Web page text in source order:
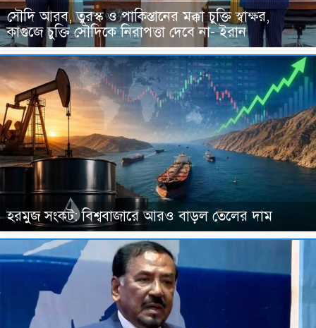
সৌদি আরব, তুরস্ক ও পাকিস্তানের মক্কা চুক্তি স্বাক্ষর,
কাগুজে চুক্তি সৌদিকে নিরাপত্তা দেবে না- ইরান
হরমুজ সংকট: বিশ্ববাজারে আরও বাড়ল তেলের দাম